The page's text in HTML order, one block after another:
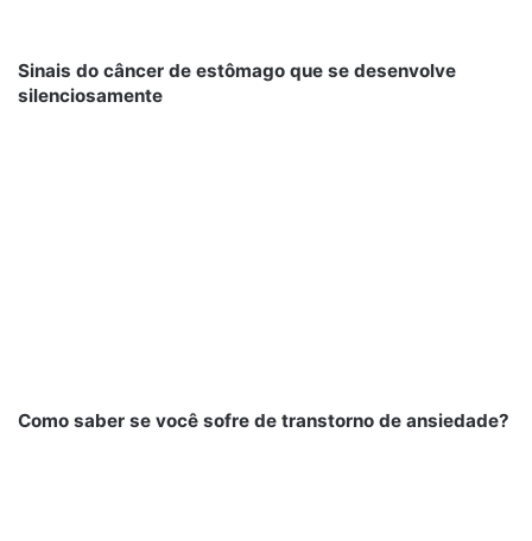
Sinais do câncer de estômago que se desenvolve
silenciosamente
Como saber se você sofre de transtorno de ansiedade?